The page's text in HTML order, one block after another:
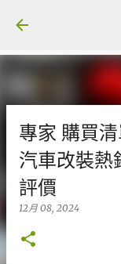
專家 購買
汽車改裝熱
評價
12月 08, 2024